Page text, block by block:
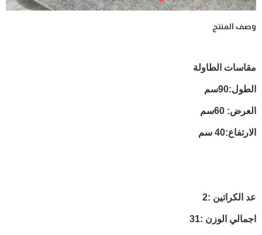
وصف المنتج
مقاسات الطاولة
الطول:90سم
العرض: 60سم
الارتفاع:40 سم
عد الكراتين :2
اجمالي الوزن :31